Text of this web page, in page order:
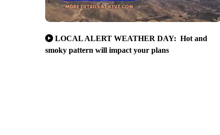
LOCAL ALERT WEATHER DAY: Hot and
smoky pattern will impact your plans